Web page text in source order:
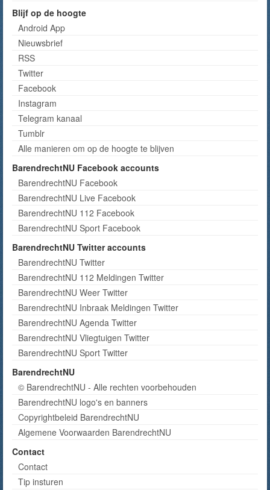
Blijf op de hoogte
Android App
Nieuwsbrief
RSS
Twitter
Facebook
Instagram
Telegram kanaal
Tumblr
Alle manieren om op de hoogte te blijven
BarendrechtNU Facebook accounts
BarendrechtNU Facebook
BarendrechtNU Live Facebook
BarendrechtNU 112 Facebook
BarendrechtNU Sport Facebook
BarendrechtNU Twitter accounts
BarendrechtNU Twitter
BarendrechtNU 112 Meldingen Twitter
BarendrechtNU Weer Twitter
BarendrechtNU Inbraak Meldingen Twitter
BarendrechtNU Agenda Twitter
BarendrechtNU Vliegtuigen Twitter
BarendrechtNU Sport Twitter
BarendrechtNU
© BarendrechtNU - Alle rechten voorbehouden
BarendrechtNU logo's en banners
Copyrightbeleid BarendrechtNU
Algemene Voorwaarden BarendrechtNU
Contact
Contact
Tip insturen